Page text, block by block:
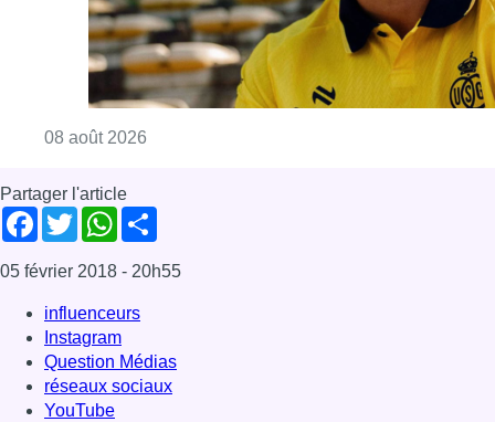
influenceurs
Instagram
Question Médias
réseaux sociaux
YouTube
News
Offres d’emploi